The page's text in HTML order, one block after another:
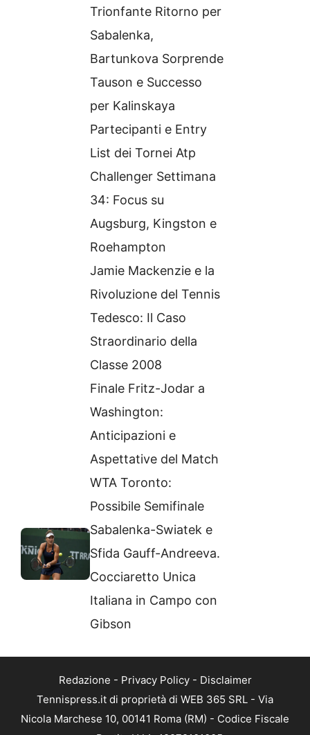
Trionfante Ritorno per
Sabalenka,
Bartunkova Sorprende
Tauson e Successo
per Kalinskaya
Partecipanti e Entry
List dei Tornei Atp
Challenger Settimana
34: Focus su
Augsburg, Kingston e
Roehampton
Jamie Mackenzie e la
Rivoluzione del Tennis
Tedesco: Il Caso
Straordinario della
Classe 2008
Finale Fritz-Jodar a
Washington:
Anticipazioni e
Aspettative del Match
WTA Toronto:
Possibile Semifinale
Sabalenka-Swiatek e
Sfida Gauff-Andreeva.
Cocciaretto Unica
Italiana in Campo con
Gibson
Redazione - Privacy Policy- Disclaimer
Tennispress.it di proprietà di WEB 365 SRL - Via
Nicola Marchese 10, 00141 Roma (RM) - Codice Fiscale